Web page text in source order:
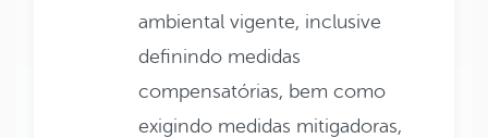
ambiental vigente, inclusive
definindo medidas
compensatórias, bem como
exigindo medidas mitigadoras,